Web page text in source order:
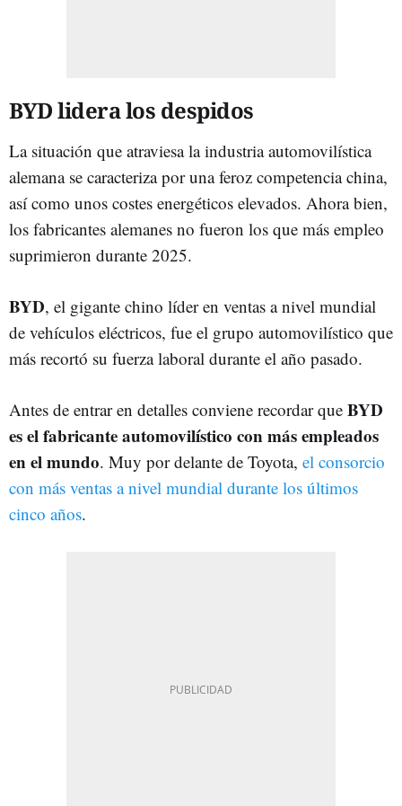
BYD lidera los despidos
La situación que atraviesa la industria automovilística
alemana se caracteriza por una feroz competencia china,
así como unos costes energéticos elevados. Ahora bien,
los fabricantes alemanes no fueron los que más empleo
suprimieron durante 2025.
BYD, el gigante chino líder en ventas a nivel mundial
de vehículos eléctricos, fue el grupo automovilístico que
más recortó su fuerza laboral durante el año pasado.
Antes de entrar en detalles conviene recordar que BYD
es el fabricante automovilístico con más empleados
en el mundo. Muy por delante de Toyota, el consorcio
con más ventas a nivel mundial durante los últimos
cinco años.